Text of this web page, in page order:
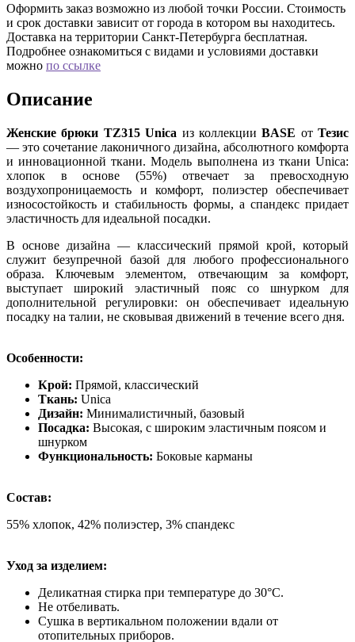
Оформить заказ возможно из любой точки России. Стоимость
и срок доставки зависит от города в котором вы находитесь.
Доставка на территории Санкт-Петербурга бесплатная.
Подробнее ознакомиться с видами и условиями доставки
можно по ссылке
Описание
Женские брюки TZ315 Unica из коллекцииBASE от Тезис
— это сочетание лаконичного дизайна, абсолютного комфорта
и инновационной ткани. Модель выполнена из ткани Unica:
хлопок в основе (55%) отвечает за превосходную
воздухопроницаемость и комфорт, полиэстер обеспечивает
износостойкость и стабильность формы, а спандекс придает
эластичность для идеальной посадки.
В основе дизайна — классический прямой крой, который
служит безупречной базой для любого профессионального
образа. Ключевым элементом, отвечающим за комфорт,
выступает широкий эластичный пояс со шнурком для
дополнительной регулировки: он обеспечивает идеальную
посадку на талии, не сковывая движений в течение всего дня.
Особенности:
Крой: Прямой, классический
Ткань: Unica
Дизайн: Минималистичный, базовый
Посадка: Высокая, с широким эластичным поясом и
шнурком
Функциональность: Боковые карманы
Состав:
55% хлопок, 42% полиэстер, 3% спандекс
Уход за изделием:
Деликатная стирка при температуре до 30°C.
Не отбеливать.
Сушка в вертикальном положении вдали от
отопительных приборов.